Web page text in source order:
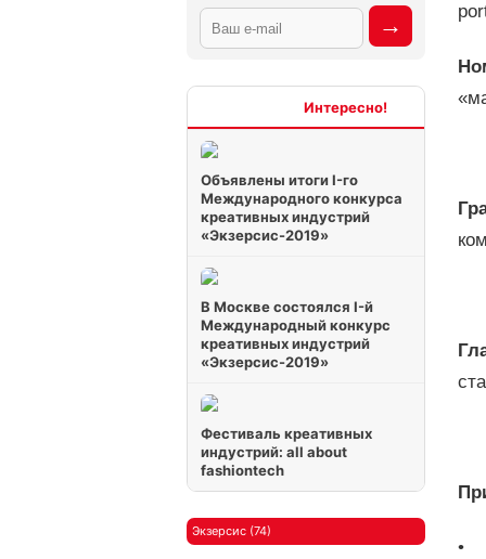
Объявлены итоги I-го
Международного конкурса
креативных индустрий
«Экзерсис-2019»
В Москве состоялся I-й
Международный конкурс
креативных индустрий
«Экзерсис-2019»
Фестиваль креативных
индустрий: all about
fashiontech
Экзерсис (74)
•